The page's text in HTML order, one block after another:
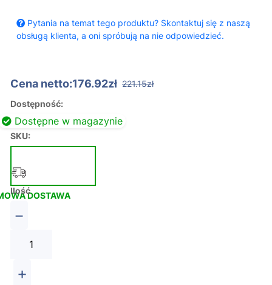
Pytania na temat tego produktu? Skontaktuj się z naszą
obsługą klienta, a oni spróbują na nie odpowiedzieć.
Cena netto:176.92zł 221.15zł
Dostępność:
Dostępne w magazynie
SKU:
DOSTAWA
Ilość
−
+